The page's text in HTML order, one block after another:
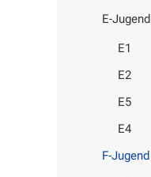
E-Jugend
E1
E2
E5
E4
F-Jugend